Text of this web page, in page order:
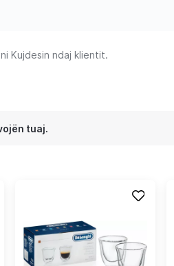
Kujdesin ndaj klientit.
tuaj.